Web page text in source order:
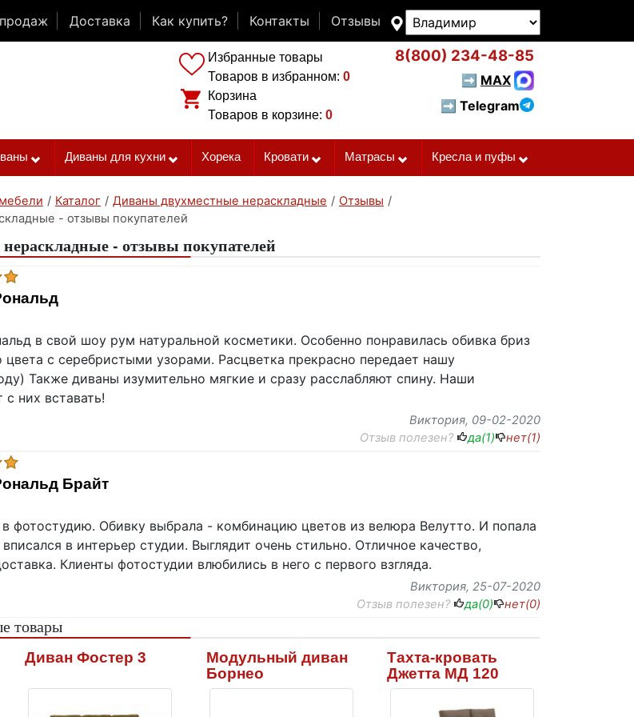
Доставка Как купить? Контакты Отзывы
Избранные товары
Товаров в избранном: 0
Корзина
Товаров в корзине: 0
8(800) 234-48-85
➡ MAX
➡ Telegram
Диваны для кухни Хорека Кровати Матрасы Кресла и пуфы
/ Каталог / Диваны двухместные нераскладные / Отзывы /
- отзывы покупателей
- отзывы покупателей
в свой шоу рум натуральной косметики. Особенно понравилась обивка бриз
с серебристыми узорами. Расцветка прекрасно передает нашу
Также диваны изумительно мягкие и сразу расслабляют спину. Наши
с них вставать!
Виктория, 09-02-2020
Отзыв полезен?
да(1) нет(1)
Брайт
фотостудию. Обивку выбрала - комбинацию цветов из велюра Велутто. И попала
в интерьер студии. Выглядит очень стильно. Отличное качество,
Клиенты фотостудии влюбились в него с первого взгляда.
Виктория, 25-07-2020
Отзыв полезен?
да(0) нет(0)
товары
Диван Фостер 3
Модульный диван
Борнео
Тахта-кровать
Джетта МД 120